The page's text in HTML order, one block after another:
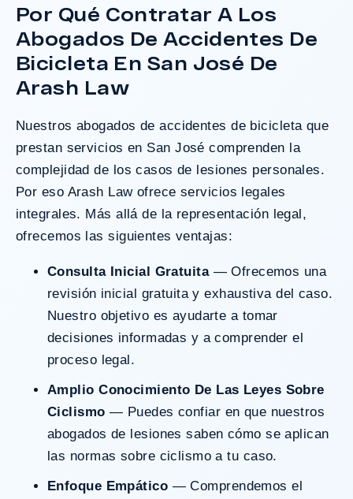
¿Tengo Un Caso?
Por Qué Contratar A Los
Abogados De Accidentes De
Bicicleta En San José De
Arash Law
Nuestros abogados de accidentes de bicicleta que
prestan servicios en San José comprenden la
complejidad de los casos de lesiones personales.
Por eso Arash Law ofrece servicios legales
integrales. Más allá de la representación legal,
ofrecemos las siguientes ventajas:
Consulta Inicial Gratuita— Ofrecemos una
revisión inicial gratuita y exhaustiva del caso.
Nuestro objetivo es ayudarte a tomar
decisiones informadas y a comprender el
proceso legal.
Amplio Conocimiento De Las Leyes Sobre
Ciclismo — Puedes confiar en que nuestros
abogados de lesiones saben cómo se aplican
las normas sobre ciclismo a tu caso.
Enfoque Empático — Comprendemos el